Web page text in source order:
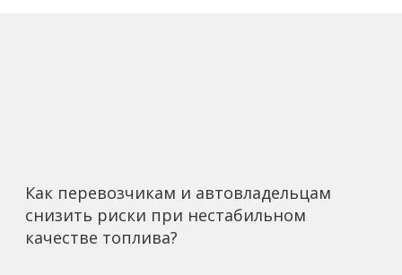
Как перевозчикам и автовладельцам
снизить риски при нестабильном
качестве топлива?